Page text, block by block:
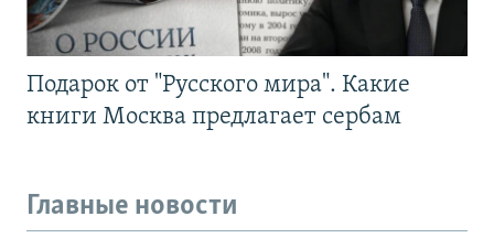
Подарок от "Русского мира". Какие
книги Москва предлагает сербам
Главные новости